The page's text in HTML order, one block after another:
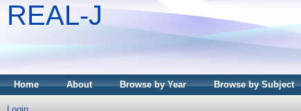
REAL-J
Home About Browse by Year Browse by Subject